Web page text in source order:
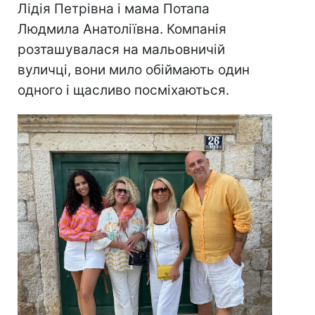
Лідія Петрівна і мама Потапа
Людмила Анатоліївна. Компанія
розташувалася на мальовничій
вуличці, вони мило обіймають один
одного і щасливо посміхаються.